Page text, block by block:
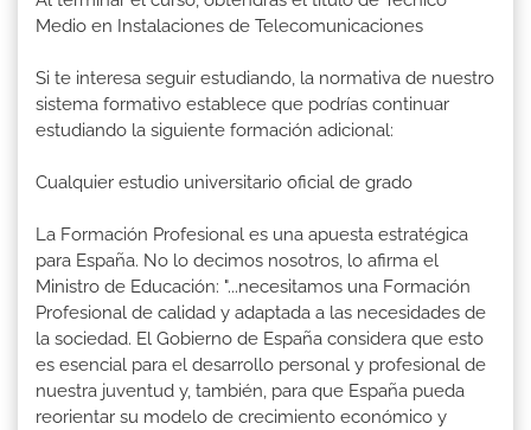
Medio en Instalaciones de Telecomunicaciones
Si te interesa seguir estudiando, la normativa de nuestro
sistema formativo establece que podrías continuar
estudiando la siguiente formación adicional:
Cualquier estudio universitario oficial de grado
La Formación Profesional es una apuesta estratégica
para España. No lo decimos nosotros, lo afirma el
Ministro de Educación: "...necesitamos una Formación
Profesional de calidad y adaptada a las necesidades de
la sociedad. El Gobierno de España considera que esto
es esencial para el desarrollo personal y profesional de
nuestra juventud y, también, para que España pueda
reorientar su modelo de crecimiento económico y